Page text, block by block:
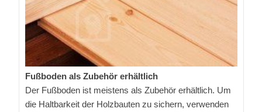
Fußboden als Zubehör erhältlich
Der Fußboden ist meistens als Zubehör erhältlich. Um
die Haltbarkeit der Holzbauten zu sichern, verwenden